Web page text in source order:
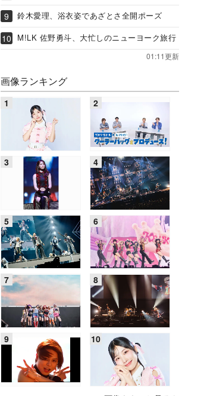
鈴木愛理、浴衣姿であざとさ全開ポーズ
M!LK 佐野勇斗、大忙しのニューヨーク旅行
01:11更新
画像ランキング